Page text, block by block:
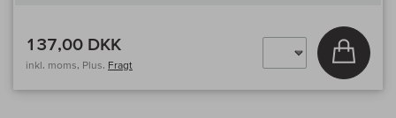
137,00 DKK
inkl. moms, Plus. Fragt
Læg i